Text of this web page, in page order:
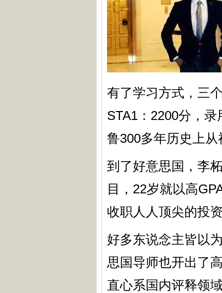
有了学习方式，三
STA1：2200分，
鲁300多年历史上
到了好意思国，李
目，22岁就以高
收职人人顶尖的投
好多东说念主皆以
思国导师也开出了
直心系国内评释领